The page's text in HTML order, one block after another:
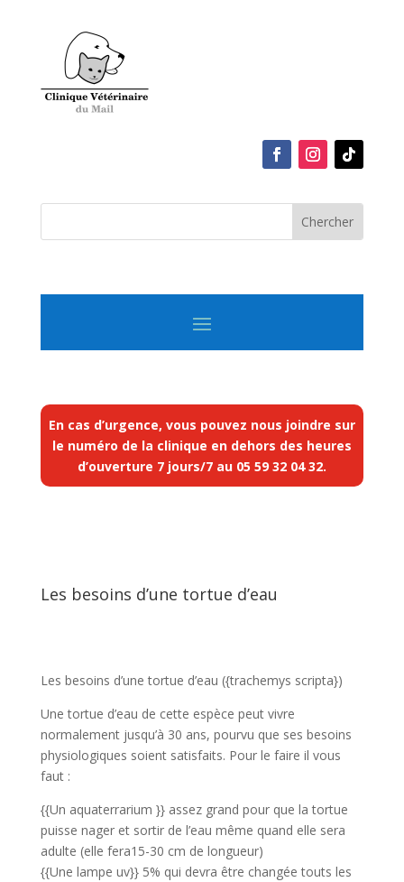
En cas d’urgence, vous pouvez nous joindre sur
le numéro de la clinique en dehors des heures
d’ouverture 7 jours/7 au 05 59 32 04 32.
Les besoins d’une tortue d’eau
Les besoins d’une tortue d’eau ({trachemys scripta})
Une tortue d’eau de cette espèce peut vivre
normalement jusqu’à 30 ans, pourvu que ses besoins
physiologiques soient satisfaits. Pour le faire il vous
faut :
{{Un aquaterrarium }} assez grand pour que la tortue
puisse nager et sortir de l’eau même quand elle sera
adulte (elle fera15-30 cm de longueur)
{{Une lampe uv}} 5% qui devra être changée touts les